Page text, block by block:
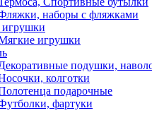
наборы с фляжками
игрушки
подушки,
колготки
подарочные
фартуки